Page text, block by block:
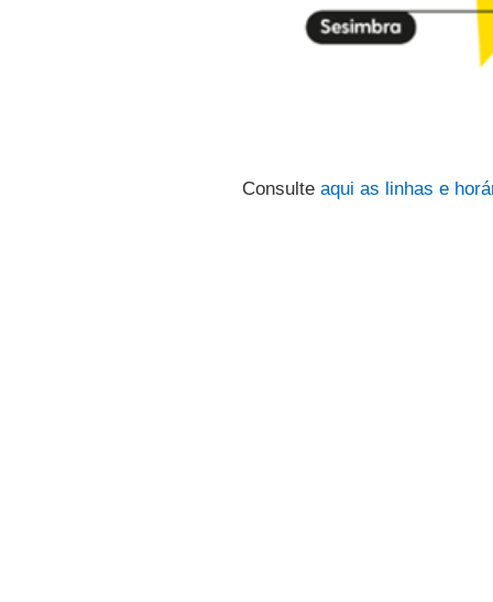
Consulte aqui as linhas e